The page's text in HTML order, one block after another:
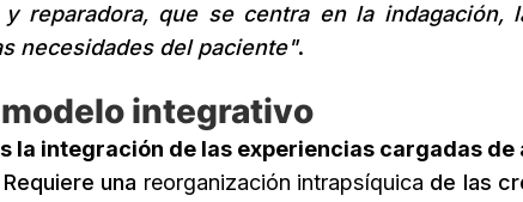
reparadora, que se centra en la indagación,
necesidades del paciente".
integrativo
la integración de las experiencias cargadas de
Requiere una reorganización intrapsíquica de las